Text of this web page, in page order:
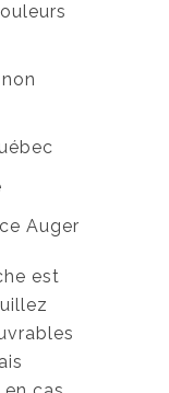
Auger
est